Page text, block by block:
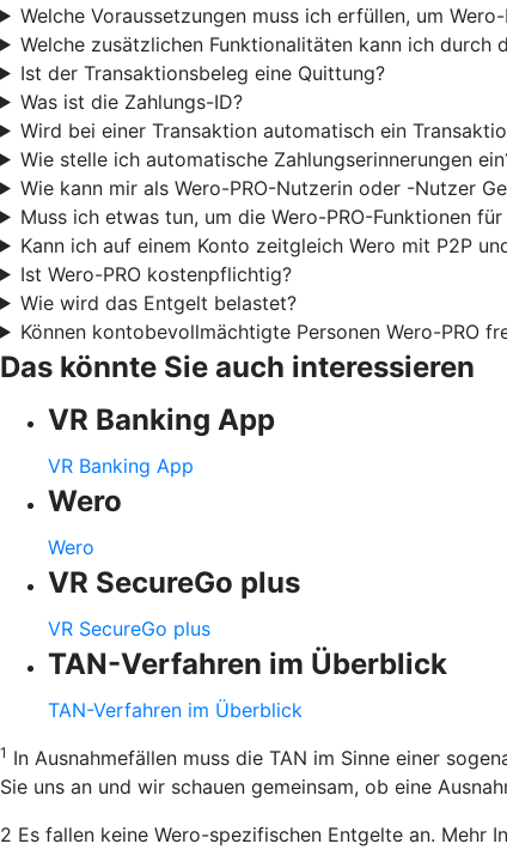
Welche Voraussetzungen muss ich erfüllen, um
Welche zusätzlichen Funktionalitäten kann ich durch
Ist der Transaktionsbeleg eine Quittung?
Was ist die Zahlungs-ID?
Wird bei einer Transaktion automatisch ein
Wie stelle ich automatische Zahlungserinnerungen
Wie kann mir als Wero-PRO-Nutzerin oder -Nutzer
Muss ich etwas tun, um die Wero-PRO-Funktionen
Kann ich auf einem Konto zeitgleich Wero mit P2P
Ist Wero-PRO kostenpflichtig?
Wie wird das Entgelt belastet?
Können kontobevollmächtigte Personen Wero-PRO
Das könnte Sie auch interessieren
VR Banking App
VR Banking App
Wero
Wero
VR SecureGo plus
VR SecureGo plus
TAN-Verfahren im Überblick
TAN-Verfahren im Überblick
1 In Ausnahmefällen muss die TAN im Sinne einer
Sie uns an und wir schauen gemeinsam, ob eine
2 Es fallen keine Wero-spezifischen Entgelte an. Mehr